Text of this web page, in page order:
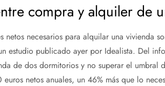
compra y alquiler de
netos necesarios para alquilar una vivienda
estudio publicado ayer por Idealista. Del
de dos dormitorios y no superar el umbral
netos anuales, un 46% más que lo